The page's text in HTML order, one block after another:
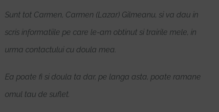
Sunt tot Carmen, Carmen (Lazar) Gilmeanu, si va dau in
scris informatiile pe care le-am obtinut si trairile mele, in
urma contactului cu doula mea.
Ea poate fi si doula ta dar, pe langa asta, poate ramane
omul tau de suflet.